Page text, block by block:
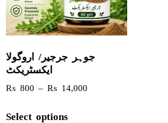
جوہر جرجیر/ اروگولا
ایکسٹریکٹ
₨ 800 – ₨ 14,000
Select options